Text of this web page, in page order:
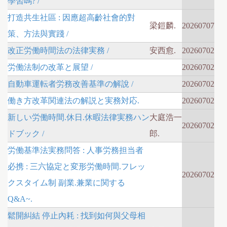
打造共生社區 : 因應超高齡社會的對
策、方法與實踐 /
梁鎧麟. 20260707
改正労働時間法の法律実務 / 安西愈.
20260702
労働法制の改革と展望 /
20260702
自動車運転者労務改善基準の解說 /
20260702
働き方改革関連法の解説と実務対応.
20260702
新しい労働時間.休日.休暇法律実務ハン
ドブック /
大庭浩一
郎.
20260702
労働基準法実務問答 : 人事労務担当者
必携 : 三六協定と変形労働時間.フレッ
クスタイム制 副業.兼業に関する
Q&A~.
20260702
鬆開糾結 停止內耗 : 找到如何與父母相